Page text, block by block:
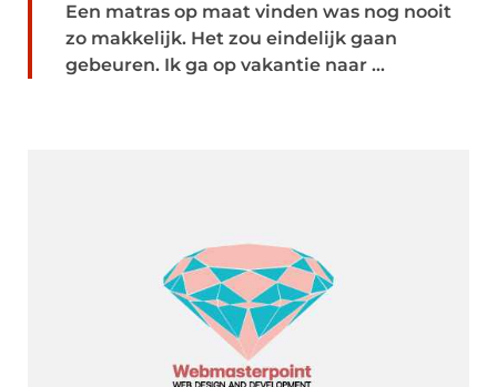
Een matras op maat vinden was nog nooit
zo makkelijk. Het zou eindelijk gaan
gebeuren. Ik ga op vakantie naar ...